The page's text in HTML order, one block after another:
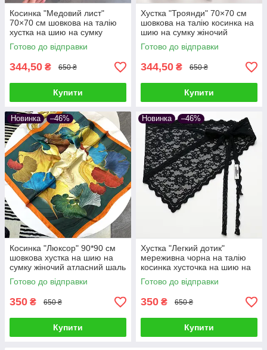
Косинка "Медовий лист"
70×70 см шовкова на талію
хустка на шию на сумку
жіночий атласний шаль з
принтом шовк-армані
Готово до відправки
344,50 ₴ 650 ₴
Купити
Хустка "Троянди" 70×70 см
шовкова на талію косинка на
шию на сумку жіночий
атласний шаль з принтом
шовк-армані
Готово до відправки
344,50 ₴ 650 ₴
Купити
Новинка –46%
Косинка "Люксор" 90*90 см
шовкова хустка на шию на
сумку жіночий атласний шаль
з принтом шовк-армані
Готово до відправки
350 ₴ 650 ₴
Купити
Новинка –46%
Хустка "Легкий дотик"
мереживна чорна на талію
косинка хусточка на шию на
сумку шаль ажурна в
квітковий принт
Готово до відправки
350 ₴ 650 ₴
Купити